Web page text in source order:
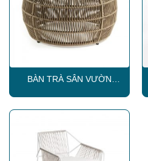
BÀN TRÀ SÂN VƯỜN